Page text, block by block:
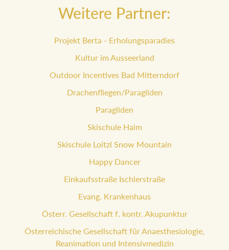
Weitere Partner:
Projekt Berta - Erholungsparadies
Kultur im Ausseerland
Outdoor Incentives Bad Mitterndorf
Drachenfliegen/Paragliden
Paragliden
Skischule Haim
Skischule Loitzl Snow Mountain
Happy Dancer
Einkaufsstraße Ischlerstraße
Evang. Krankenhaus
Österr. Gesellschaft f. kontr. Akupunktur
Österreichische Gesellschaft für Anaesthesiologie,
Reanimation und Intensivmedizin